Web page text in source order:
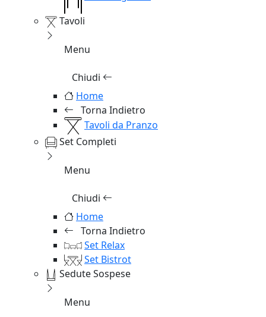
Tavoli
Menu
Chiudi
Home
Torna Indietro
Tavoli da Pranzo
Set Completi
Menu
Chiudi
Home
Torna Indietro
Set Relax
Set Bistrot
Sedute Sospese
Menu